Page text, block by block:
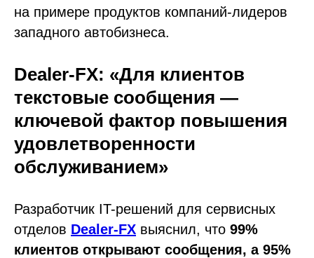
на примере продуктов компаний-лидеров
западного автобизнеса.
Dealer-FX: «Для клиентов
текстовые сообщения —
ключевой фактор повышения
удовлетворенности
обслуживанием»
Разработчик IT-решений для сервисных
отделов Dealer-FX выяснил, что 99%
клиентов открывают сообщения, а 95%